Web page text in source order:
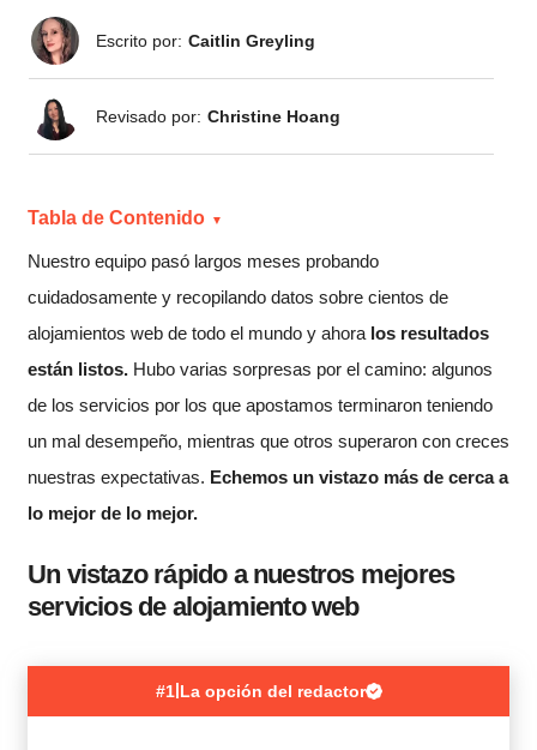
Revisado por: Christine Hoang
Escrito por: Caitlin Greyling
Tabla de Contenido
Nuestro equipo pasó largos meses probando
cuidadosamente y recopilando datos sobre cientos de
alojamientos web de todo el mundo y ahora los resultados
están listos. Hubo varias sorpresas por el camino: algunos
de los servicios por los que apostamos terminaron teniendo
un mal desempeño, mientras que otros superaron con creces
nuestras expectativas. Echemos un vistazo más de cerca a
lo mejor de lo mejor.
Un vistazo rápido a nuestros mejores
servicios de alojamiento web
#1|La opción del redactor